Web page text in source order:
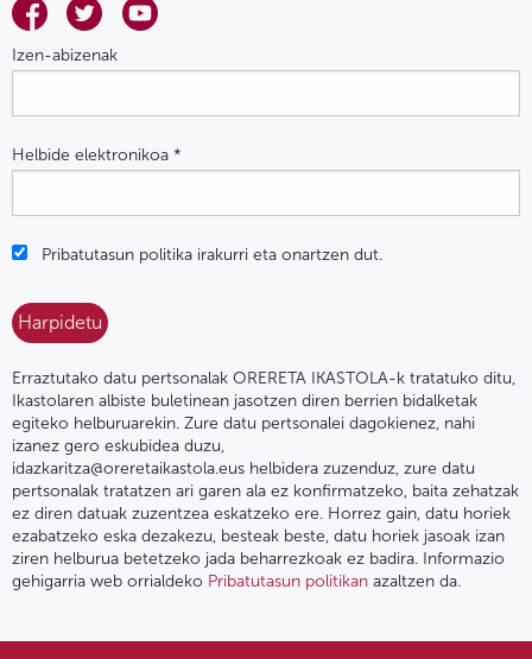
Izen-abizenak
Helbide elektronikoa *
Pribatutasun politika irakurri eta onartzen dut.
Erraztutako datu pertsonalak ORERETA IKASTOLA-k tratatuko ditu,
Ikastolaren albiste buletinean jasotzen diren berrien bidalketak
egiteko helburuarekin. Zure datu pertsonalei dagokienez, nahi
izanez gero eskubidea duzu,
idazkaritza@oreretaikastola.eus helbidera zuzenduz, zure datu
pertsonalak tratatzen ari garen ala ez konfirmatzeko, baita zehatzak
ez diren datuak zuzentzea eskatzeko ere. Horrez gain, datu horiek
ezabatzeko eska dezakezu, besteak beste, datu horiek jasoak izan
ziren helburua betetzeko jada beharrezkoak ez badira. Informazio
gehigarria web orrialdeko Pribatutasun politikan azaltzen da.